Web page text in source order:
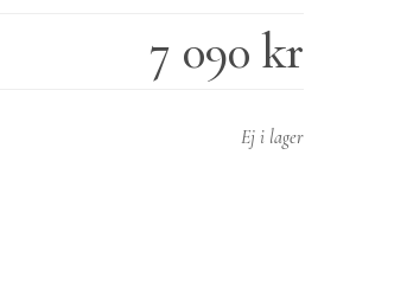
7 090 kr
Ej i lager